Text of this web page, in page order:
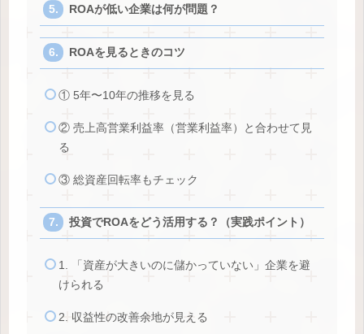
ROAが低い企業は何が問題？
ROAを見るときのコツ
① 5年〜10年の推移を見る
② 売上高営業利益率（営業利益率）と合わせて見
る
③ 総資産回転率もチェック
投資でROAをどう活用する？（実践ポイント）
1. 「資産が大きいのに儲かっていない」企業を避
けられる
2. 収益性の改善余地が見える